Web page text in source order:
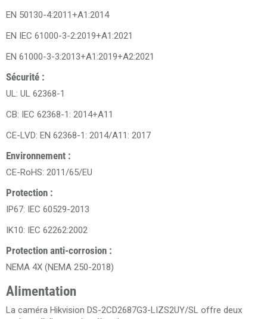
EN 50130-4:2011+A1:2014
EN IEC 61000-3-2:2019+A1:2021
EN 61000-3-3:2013+A1:2019+A2:2021
Sécurité :
UL: UL 62368-1
CB: IEC 62368-1: 2014+A11
CE-LVD: EN 62368-1: 2014/A11: 2017
Environnement :
CE-RoHS: 2011/65/EU
Protection :
IP67: IEC 60529-2013
IK10: IEC 62262:2002
Protection anti-corrosion :
NEMA 4X (NEMA 250-2018)
Alimentation
La caméra Hikvision DS-2CD2687G3-LIZS2UY/SL offre deux